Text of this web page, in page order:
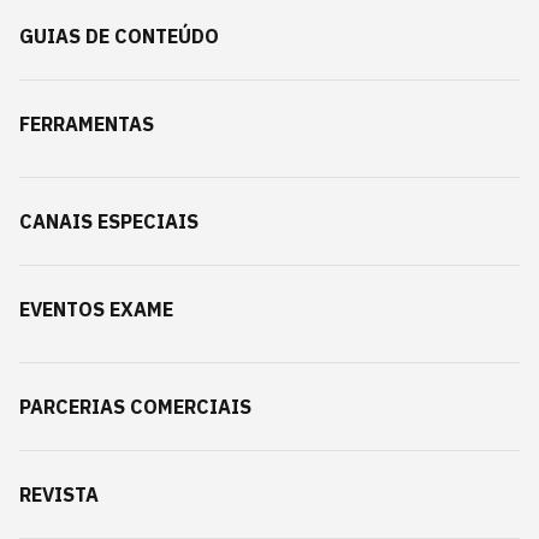
GUIAS DE CONTEÚDO
FERRAMENTAS
CANAIS ESPECIAIS
EVENTOS EXAME
PARCERIAS COMERCIAIS
REVISTA